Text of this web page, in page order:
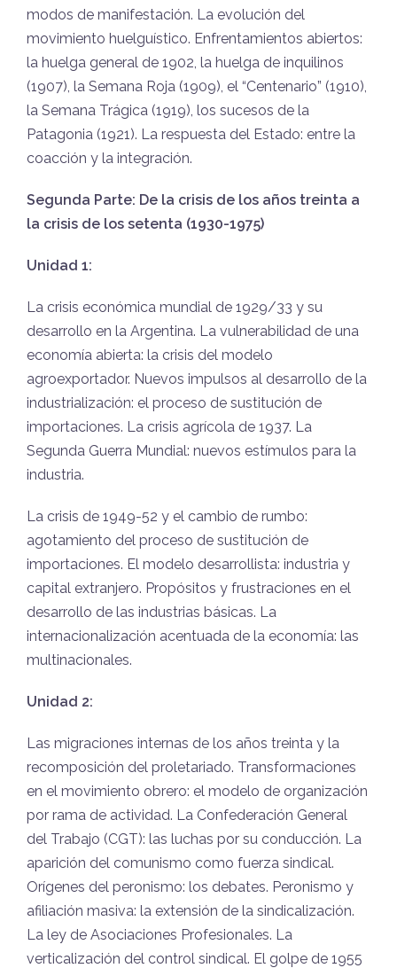
modos de manifestación. La evolución del
movimiento huelguístico. Enfrentamientos abiertos:
la huelga general de 1902, la huelga de inquilinos
(1907), la Semana Roja (1909), el “Centenario” (1910),
la Semana Trágica (1919), los sucesos de la
Patagonia (1921). La respuesta del Estado: entre la
coacción y la integración.
Segunda Parte: De la crisis de los años treinta a
la crisis de los setenta (1930-1975)
Unidad 1:
La crisis económica mundial de 1929/33 y su
desarrollo en la Argentina. La vulnerabilidad de una
economía abierta: la crisis del modelo
agroexportador. Nuevos impulsos al desarrollo de la
industrialización: el proceso de sustitución de
importaciones. La crisis agrícola de 1937. La
Segunda Guerra Mundial: nuevos estímulos para la
industria.
La crisis de 1949-52 y el cambio de rumbo:
agotamiento del proceso de sustitución de
importaciones. El modelo desarrollista: industria y
capital extranjero. Propósitos y frustraciones en el
desarrollo de las industrias básicas. La
internacionalización acentuada de la economía: las
multinacionales.
Unidad 2:
Las migraciones internas de los años treinta y la
recomposición del proletariado. Transformaciones
en el movimiento obrero: el modelo de organización
por rama de actividad. La Confederación General
del Trabajo (CGT): las luchas por su conducción. La
aparición del comunismo como fuerza sindical.
Orígenes del peronismo: los debates. Peronismo y
afiliación masiva: la extensión de la sindicalización.
La ley de Asociaciones Profesionales. La
verticalización del control sindical. El golpe de 1955